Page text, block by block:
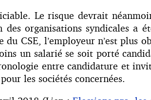
Le risque devrait
organisations syndicales a
CSE, l’employeur n’est plus
un salarié se soit porté
entre candidature et
les sociétés concernées.